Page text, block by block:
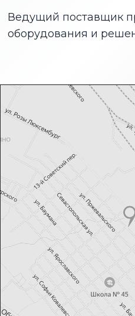
Ведущий поставщик
оборудования и